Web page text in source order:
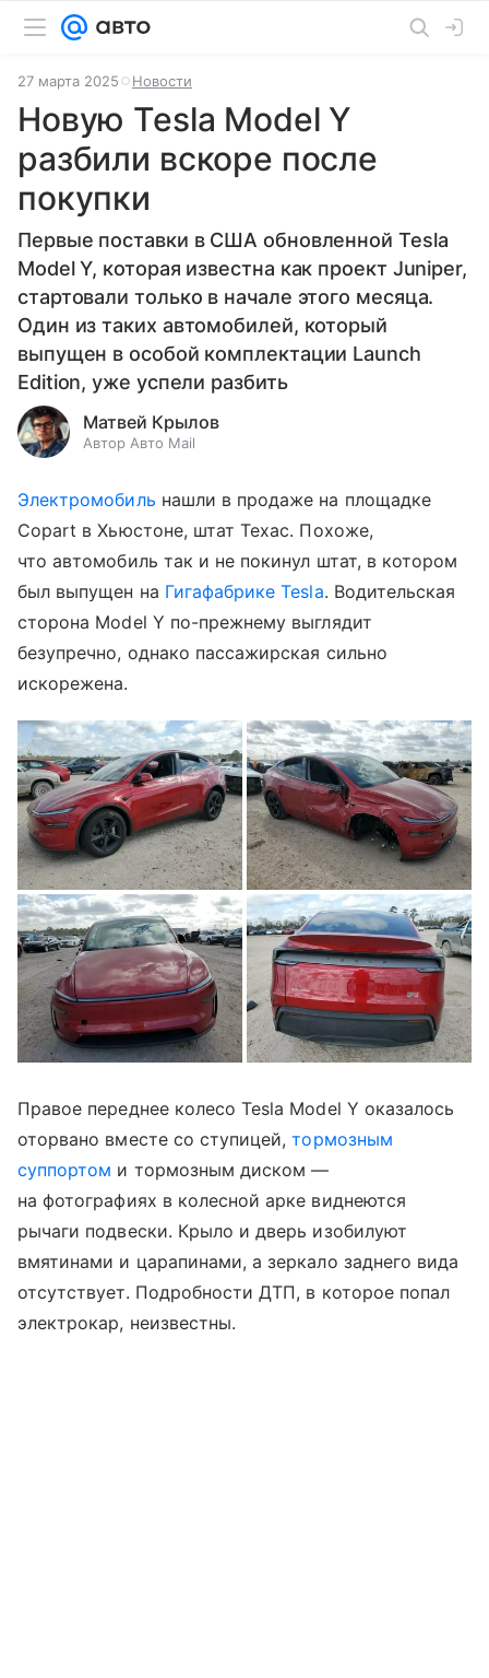
27 марта 2025 Новости
Новую Tesla Model Y
разбили вскоре после
покупки
Первые поставки в США обновленной Tesla
Model Y, которая известна как проект Juniper,
стартовали только в начале этого месяца.
Один из таких автомобилей, который
выпущен в особой комплектации Launch
Edition, уже успели разбить
Матвей Крылов
Автор Авто Mail
Электромобиль нашли в продаже на площадке
Copart в Хьюстоне, штат Техас. Похоже,
что автомобиль так и не покинул штат, в котором
был выпущен на Гигафабрике Tesla. Водительская
сторона Model Y по-прежнему выглядит
безупречно, однако пассажирская сильно
искорежена.
Правое переднее колесо Tesla Model Y оказалось
оторвано вместе со ступицей,тормозным
суппортом и тормозным диском —
на фотографиях в колесной арке виднеются
рычаги подвески. Крыло и дверь изобилуют
вмятинами и царапинами, а зеркало заднего вида
отсутствует. Подробности ДТП, в которое попал
электрокар, неизвестны.